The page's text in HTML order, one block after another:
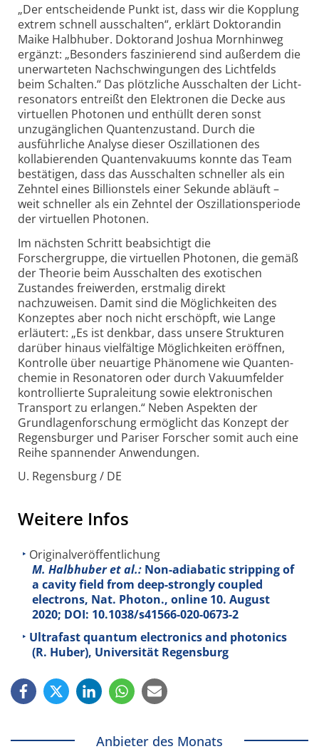
„Der entscheidende Punkt ist, dass wir die Kopplung
extrem schnell ausschalten“, erklärt Doktorandin
Maike Halbhuber. Doktorand Joshua Mornhinweg
ergänzt: „Besonders faszinierend sind außerdem die
unerwarteten Nachschwingungen des Licht­felds
beim Schalten.“ Das plötzliche Ausschalten der Licht­
resonators entreißt den Elektronen die Decke aus
virtuellen Photonen und enthüllt deren sonst
unzugänglichen Quanten­zustand. Durch die
ausführliche Analyse dieser Oszillationen des
kollabierenden Quanten­vakuums konnte das Team
bestätigen, dass das Ausschalten schneller als ein
Zehntel eines Billionstels einer Sekunde abläuft –
weit schneller als ein Zehntel der Oszillations­periode
der virtuellen Photonen.
Im nächsten Schritt beabsichtigt die
Forschergruppe, die virtuellen Photonen, die gemäß
der Theorie beim Ausschalten des exotischen
Zustandes freiwerden, erstmalig direkt
nachzuweisen. Damit sind die Möglichkeiten des
Konzeptes aber noch nicht erschöpft, wie Lange
erläutert: „Es ist denkbar, dass unsere Strukturen
darüber hinaus vielfältige Möglichkeiten eröffnen,
Kontrolle über neuartige Phänomene wie Quanten­
chemie in Resonatoren oder durch Vakuumfelder
kontrollierte Supraleitung sowie elektronischen
Transport zu erlangen.“ Neben Aspekten der
Grundlagen­forschung ermöglicht das Konzept der
Regensburger und Pariser Forscher somit auch eine
Reihe spannender Anwendungen.
U. Regensburg / DE
Weitere Infos
Originalveröffentlichung
M. Halbhuber et al.: Non-adiabatic stripping of
a cavity field from deep-strongly coupled
electrons, Nat. Photon., online 10. August
2020; DOI: 10.1038/s41566-020-0673-2
Ultrafast quantum electronics and photonics
(R. Huber), Universität Regensburg
Anbieter des Monats